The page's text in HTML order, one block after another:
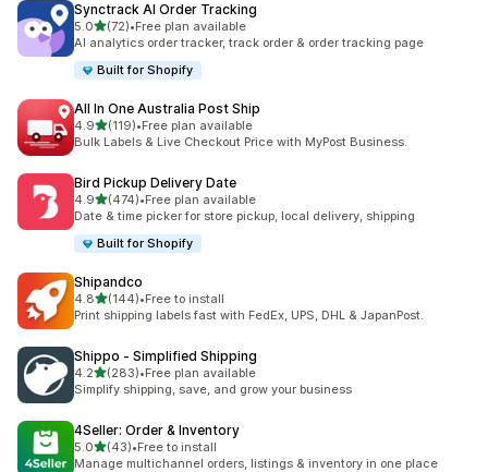
Synctrack AI Order Tracking
5.0별 5개 중
(72)
총 리뷰 72개
•Free plan available
AI analytics order tracker, track order & order tracking page
Built for Shopify
All In One Australia Post Ship
4.9별 5개 중
(119)
총 리뷰 119개
•Free plan available
Bulk Labels & Live Checkout Price with MyPost Business.
Bird Pickup Delivery Date
4.9별 5개 중
(474)
총 리뷰 474개
•Free plan available
Date & time picker for store pickup, local delivery, shipping
Built for Shopify
Shipandco
4.8별 5개 중
(144)
총 리뷰 144개
•Free to install
Print shipping labels fast with FedEx, UPS, DHL & JapanPost.
Shippo ‑ Simplified Shipping
4.2별 5개 중
(283)
총 리뷰 283개
•Free plan available
Simplify shipping, save, and grow your business
4Seller: Order & Inventory
5.0별 5개 중
(43)
총 리뷰 43개
•Free to install
Manage multichannel orders, listings & inventory in one place